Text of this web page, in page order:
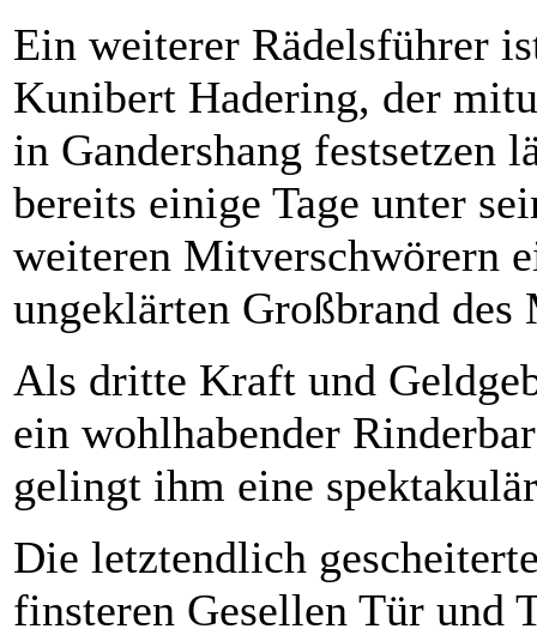
Ein weiterer Rädelsführer
Kunibert Hadering, der
in Gandershang festsetzen
bereits einige Tage unter
weiteren Mitverschwörern
ungeklärten Großbrand des
Als dritte Kraft und
ein wohlhabender
gelingt ihm eine
Die letztendlich
finsteren Gesellen Tür und